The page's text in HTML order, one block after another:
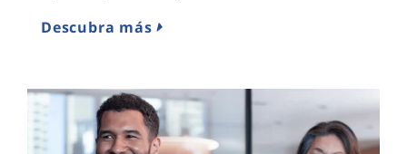
Descubra más